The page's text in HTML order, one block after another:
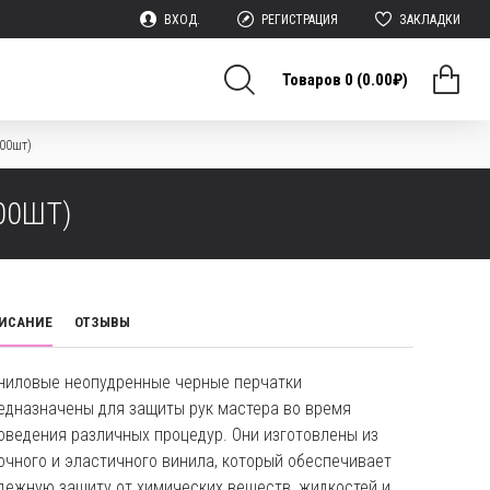
ВХОД. РЕГИСТРАЦИЯ ЗАКЛАДКИ
Товаров 0 (0.00₽)
ОТЗЫВЫ
неопудренные черные перчатки
для защиты рук мастера во время
различных процедур. Они изготовлены из
и эластичного винила, который обеспечивает